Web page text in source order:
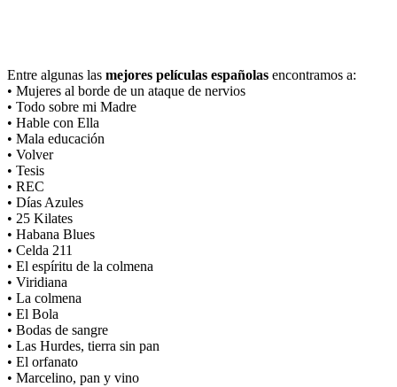
Entre algunas las mejores películas españolas encontramos a:
• Mujeres al borde de un ataque de nervios
• Todo sobre mi Madre
• Hable con Ella
• Mala educación
• Volver
• Tesis
• REC
• Días Azules
• 25 Kilates
• Habana Blues
• Celda 211
• El espíritu de la colmena
• Viridiana
• La colmena
• El Bola
• Bodas de sangre
• Las Hurdes, tierra sin pan
• El orfanato
• Marcelino, pan y vino